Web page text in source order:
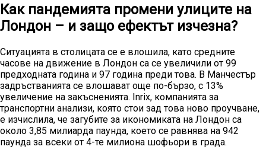
Как пандемията промени улиците на
Лондон – и защо ефектът изчезна?
Ситуацията в столицата се е влошила, като средните
часове на движение в Лондон са се увеличили от 99
предходната година и 97 година преди това. В Манчестър
задръстванията се влошават още по-бързо, с 13%
увеличение на закъсненията. Inrix, компанията за
транспортни анализи, която стои зад това ново проучване,
е изчислила, че загубите за икономиката на Лондон са
около 3,85 милиарда паунда, което се равнява на 942
паунда за всеки от 4-те милиона шофьори в града.